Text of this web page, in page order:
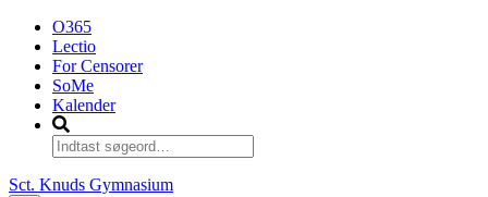
O365
Lectio
For Censorer
SoMe
Kalender
Sct. Knuds Gymnasium